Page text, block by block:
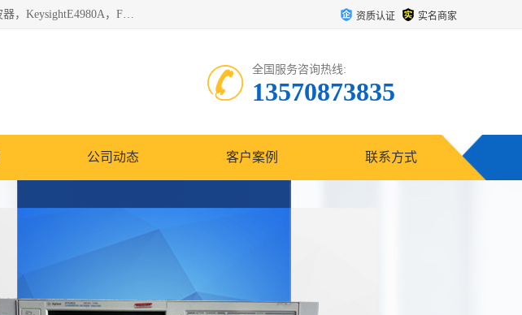
深圳中瑞仪科电子有限公司（zhongr1027.cn.b2b168.com）主要从事回收二手仪器，工厂仪器，回收示波器，KeysightE4980A，FLUKE754，MT8852B，IFR3920，Agilent N4010A，MT8852B等业务，全国统一热线：13570873835。深圳中瑞仪科电子有限公司整批或单出，专业评估高价回收工厂闲置仪器。 资质认证 实名商家
全国服务咨询热线:
13570873835
公司动态 客户案例 联系方式